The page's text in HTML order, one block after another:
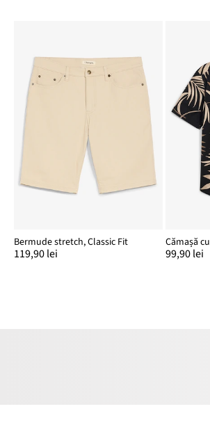
Bermude stretch, Classic Fit
119,90 lei 99,90 lei